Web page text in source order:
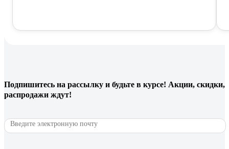
Подпишитесь на рассылку и будьте в курсе! Акции, скидки,
распродажи ждут!